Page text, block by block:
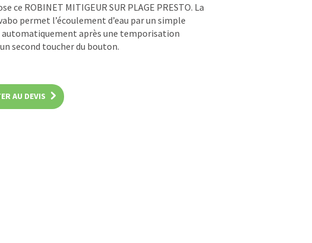
ce ROBINET MITIGEUR SUR PLAGE PRESTO. La
permet l’écoulement d’eau par un simple
après une temporisation
second toucher du bouton.
AU DEVIS